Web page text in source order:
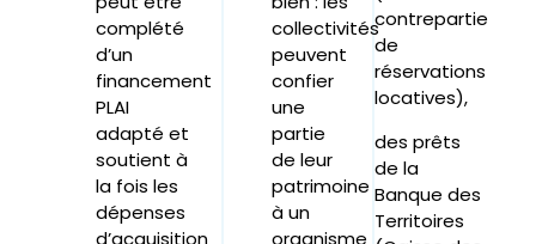
complété
d’un
financement
PLAI
adapté et
soutient à
la fois les
dépenses
d’acquisition
collectivités
peuvent
confier
une
partie
de leur
patrimoine
à un
organisme
contrepartie
de
réservations
locatives),
des prêts
de la
Banque des
Territoires